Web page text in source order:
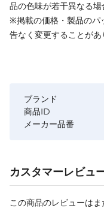
品の色味が若干異なる場
※掲載の価格・製品のパ
告なく変更することがあ
ブランド
商品ID
メーカー品番
カスタマーレビュ
この商品のレビューはま